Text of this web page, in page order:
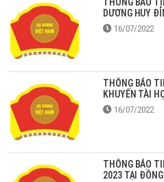
DƯƠNG HUY
16/07/2022
THÔNG BÁO
KHUYẾN TÀI
16/07/2022
THÔNG BÁO
2023 TẠI ĐỒNG